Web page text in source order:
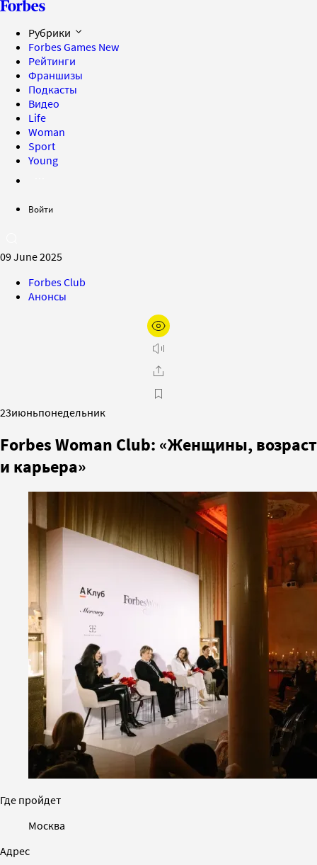
Рубрики
Forbes Games New
Рейтинги
Франшизы
Подкасты
Видео
Life
Woman
Sport
Young
Войти
09 June 2025
Forbes Club
Анонсы
23июньпонедельник
Forbes Woman Club: «Женщины, возраст
и карьера»
Где пройдет
Москва
Адрес